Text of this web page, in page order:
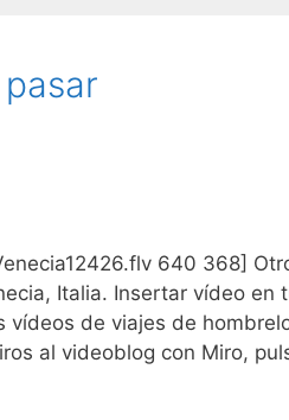
640 368]
Italia. Insertar vídeo en
vídeos de viajes de
al videoblog con Miro,